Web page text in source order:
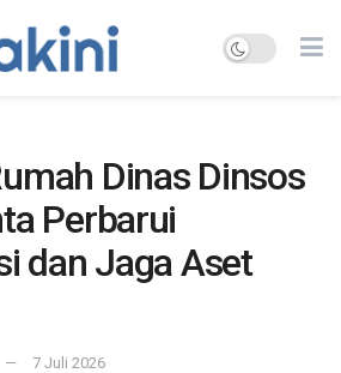
Dinas Dinsos
Perbarui
dan Jaga Aset
7 Juli 2026